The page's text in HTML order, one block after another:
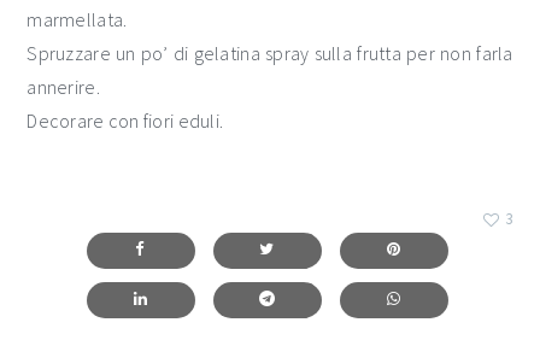
marmellata.
Spruzzare un po’ di gelatina spray sulla frutta per non farla
annerire.
Decorare con fiori eduli.
3